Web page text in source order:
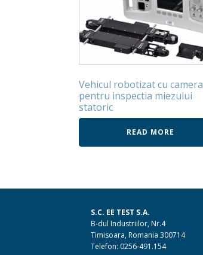
Vehicul robotizat cu camera
pentru inspectia miezului
statoric
READ MORE
S.C. EE TEST S.A.
B-dul Industriilor, Nr.4
Timisoara, Romania 300714
Telefon: 0256-491.154